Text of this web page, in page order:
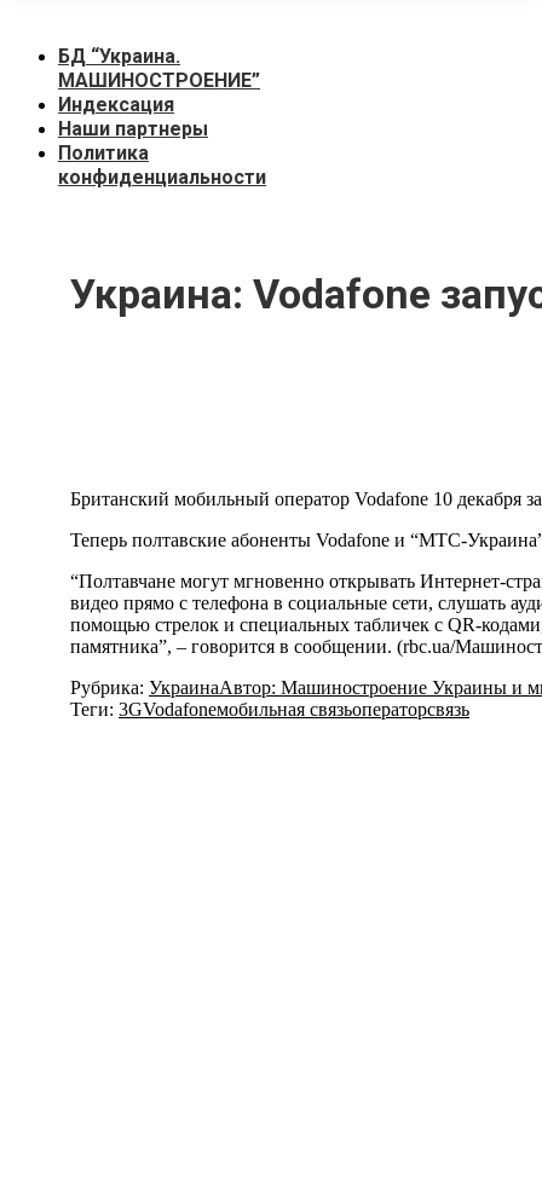
БД “Украина.
МАШИНОСТРОЕНИЕ”
Индекcация
Наши партнеры
Политика
конфиденциальности
Украина: Vodafone
Британский мобильный оператор Vodafone 10 декабря
Теперь полтавские абоненты Vodafone и “МТС-
“Полтавчане могут мгновенно открывать Интернет-
видео прямо с телефона в социальные сети, слушать
помощью стрелок и специальных табличек с QR-
памятника”, – говорится в сообщении. (rbc.ua/
Рубрика: УкраинаАвтор: Машиностроение Украины и
Теги: 3GVodafoneмобильная связьоператорсвязь